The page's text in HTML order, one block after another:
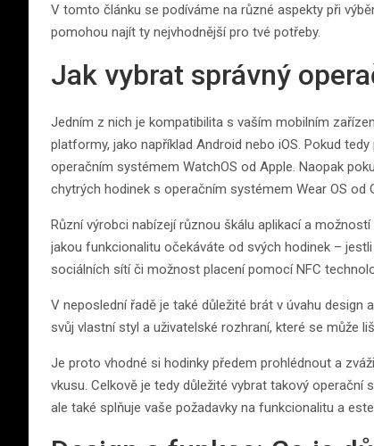
V tomto článku se podíváme na různé aspekty při
pomohou najít ty nejvhodnější pro tvé potřeby.
Jak vybrat správný
Jedním z nich je kompatibilita s vaším mobilním
platformy, jako například Android nebo iOS. Pokud
operačním systémem WatchOS od Apple. Naopak
chytrých hodinek s operačním systémem Wear OS od
Různí výrobci nabízejí různou škálu aplikací a
jakou funkcionalitu očekáváte od svých hodinek –
sociálních sítí či možnost placení pomocí NFC
V neposlední řadě je také důležité brát v úvahu
svůj vlastní styl a uživatelské rozhraní, které se může
Je proto vhodné si hodinky předem prohlédnout a
vkusu. Celkově je tedy důležité vybrat takový
ale také splňuje vaše požadavky na funkcionalitu a